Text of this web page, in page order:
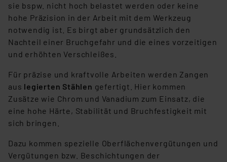
sie bspw. nicht hoch belastet werden oder keine
hohe Präzision in der Arbeit mit dem Werkzeug
notwendig ist. Es birgt aber grundsätzlich den
Nachteil einer Bruchgefahr und die eines vorzeitigen
und erhöhten Verschleißes.
Für präzise und kraftvolle Arbeiten werden Zangen
aus legierten Stählen gefertigt. Hier kommen
Zusätze wie Chrom und Vanadium zum Einsatz, die
eine hohe Härte, Stabilität und Bruchfestigkeit mit
sich bringen.
Dazu kommen spezielle Oberflächenvergütungen und
Vergütungen bzw. Beschichtungen der